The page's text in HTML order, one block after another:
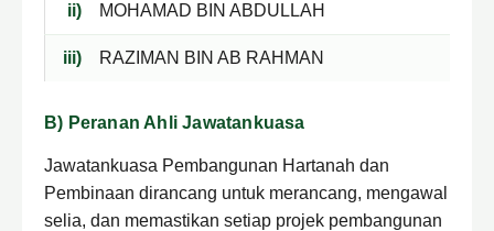
ii) MOHAMAD BIN ABDULLAH
iii) RAZIMAN BIN AB RAHMAN
B) Peranan Ahli Jawatankuasa
Jawatankuasa Pembangunan Hartanah dan
Pembinaan dirancang untuk merancang, mengawal
selia, dan memastikan setiap projek pembangunan